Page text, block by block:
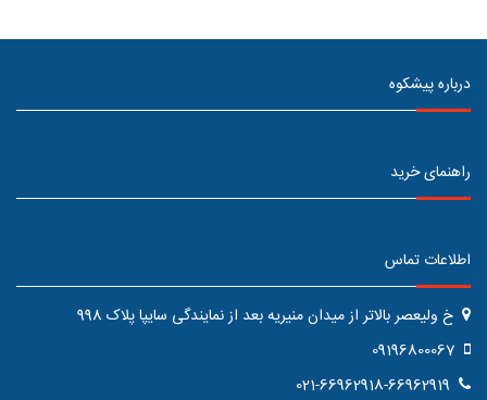
درباره پیشکوه
راهنمای خرید
اطلاعات تماس
خ ولیعصر بالاتر از میدان منیریه بعد از نمایندگی سایپا پلاک 998